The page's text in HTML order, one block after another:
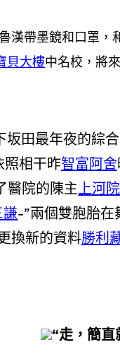
漢帶墨鏡和口罩，
貝大樓中名校，將
坂田最年夜的綜合
照相干昨智富阿舍
醫院的陳主上河院
謙-”兩個雙胞胎
換新的資料勝利
“走，簡直